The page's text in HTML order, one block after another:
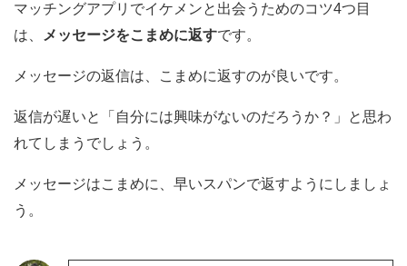
マッチングアプリでイケメンと出会うためのコツ4つ目
は、
メッセージをこまめに返すです。
メッセージの返信は、こまめに返すのが良いです。
返信が遅いと「自分には興味がないのだろうか？」と思わ
れてしまうでしょう。
メッセージはこまめに、早いスパンで返すようにしましょ
う。